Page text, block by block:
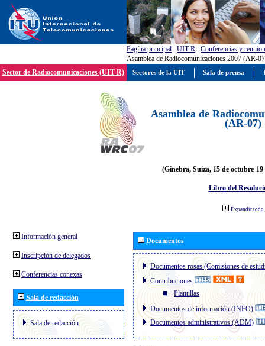
Pagína principal : UIT-R : Conferencias y
Asamblea de Radiocomunicaciones 2007 (AR-
Sector de Radiocomunicaciones (UIT-R)
Asamblea de
(AR-07)
(Ginebra, Suiza, 15 de octubre-19
Libro del
Expandir todo
Información general
Inscripción de delegados
Conferencias conexas
Sala de redacción
Sala de redacción
Documentos
Documentos rosas (Comisiones de
Contribuciones
Plantillas
Documentos de información (INFO)
Documentos administrativos (ADM)
Sectores de la UIT Sala de prensa